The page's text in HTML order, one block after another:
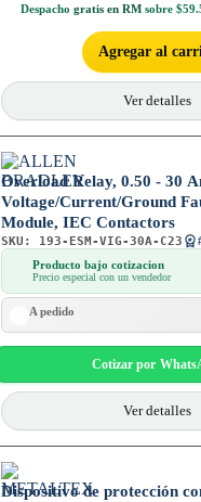
Despacho gratis en RM sobre
Agregar al
Ver detalles
Overload Relay, 0.50 - 30
Voltage/Current/Ground
Module, IEC Contactors
SKU: 193-ESM-VIG-30A-C23
Producto bajo cotizacion
Precio especial con un vendedor
A pedido
Cotizar por
Ver detalles
Dispositivo de protección